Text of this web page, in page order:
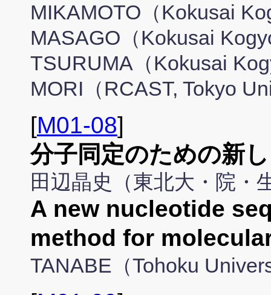
MIKAMOTO（Kokusai
MASAGO（Kokusai
TSURUMA（Kokusai
MORI（RCAST, Tokyo
[M01-08]
分子同定のための新
田辺晶史（東北大・院・
A new nucleotide
method for
TANABE（Tohoku